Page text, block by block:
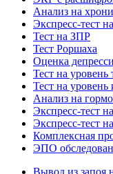
Анализ на
Экспресс-тест
Тест на ЗПР
Тест Роршаха
Оценка
Тест на уровень
Тест на уровень
Анализ на
Экспресс-тест
Экспресс-тест
Комплексная
ЭПО
Вывод из запоя